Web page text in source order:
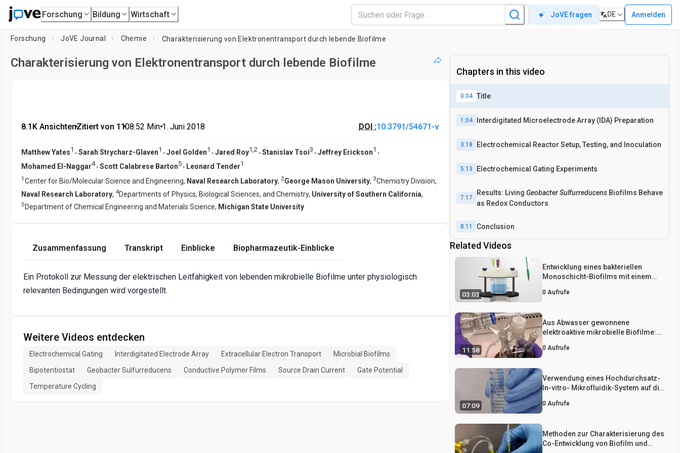
Forschung Bildung Wirtschaft JoVE fragen DE Anmelden
Forschung JoVE Journal Chemie Charakterisierung von Elektronentransport durch lebende Biofilme
Charakterisierung von Elektronentransport durch lebende Biofilme
8.1K Ansichten•Zitiert von 11•08:52 Min.•1. Juni 2018 DOI :10.3791/54671-v
Matthew Yates1 , Sarah Strycharz-Glaven1 , Joel Golden1 , Jared Roy1,2 , Stanislav Tsoi3 , Jeffrey Erickson1 ,
Mohamed El-Naggar4, Scott Calabrese Barton5 , Leonard Tender1
1 Center for Bio/Molecular Science and Engineering, Naval Research Laboratory, 2George Mason University, 3Chemistry Division,
Naval Research Laboratory, 4Departments of Physics, Biological Sciences, and Chemistry, University of Southern California,
5 Department of Chemical Engineering and Materials Science, Michigan State University
Zusammenfassung Transkript Einblicke Biopharmazeutik-Einblicke
Ein Protokoll zur Messung der elektrischen Leitfähigkeit von lebenden mikrobielle Biofilme unter physiologisch
relevanten Bedingungen wird vorgestellt.
Weitere Videos entdecken
Electrochemical Gating Interdigitated Electrode Array Extracellular Electron Transport
Microbial Biofilms
Bipotentiostat
Geobacter Sulfurreducens Conductive Polymer Films Source Drain Current
Gate Potential
Temperature Cycling
Chapters in this video
0:04 Title
1:04 Interdigitated Microelectrode Array (IDA) Preparation
3:18 Electrochemical Reactor Setup, Testing, and Inoculation
5:13 Electrochemical Gating Experiments
7:17
Results: Living Geobacter Sulfurreducens Biofilms Behave
as Redox Conductors
8:11 Conclusion
Related Videos
03:03
Entwicklung eines bakteriellen
Monoschicht-Biofilms mit einem
0 Aufrufe
11:58
Aus Abwasser gewonnene
elektroaktive mikrobielle Biofilme:
grundlegende Charakterisierung
0 Aufrufe
07:09
Verwendung eines Hochdurchsatz-
In-vitro- Mikrofluidik-System auf die
entwickeln
0 Aufrufe
Methoden zur Charakterisierung des
Co-Entwicklung von Biofilm und